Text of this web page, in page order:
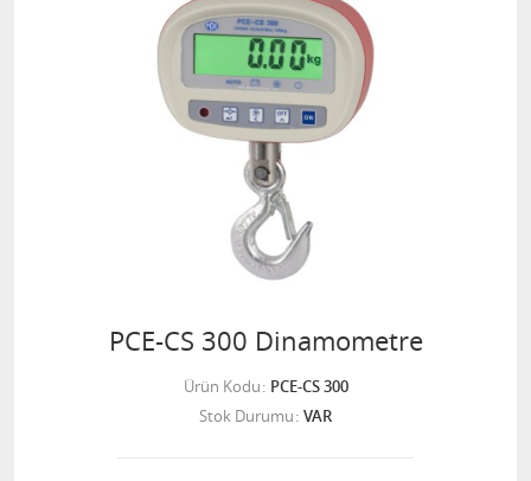
PCE-CS 300 Dinamometre
Ürün Kodu PCE-CS 300
Stok Durumu VAR